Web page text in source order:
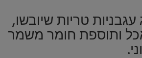
מ5 ק"ג עגבניות טריות שיובשו,
ותוספת חומר משמר